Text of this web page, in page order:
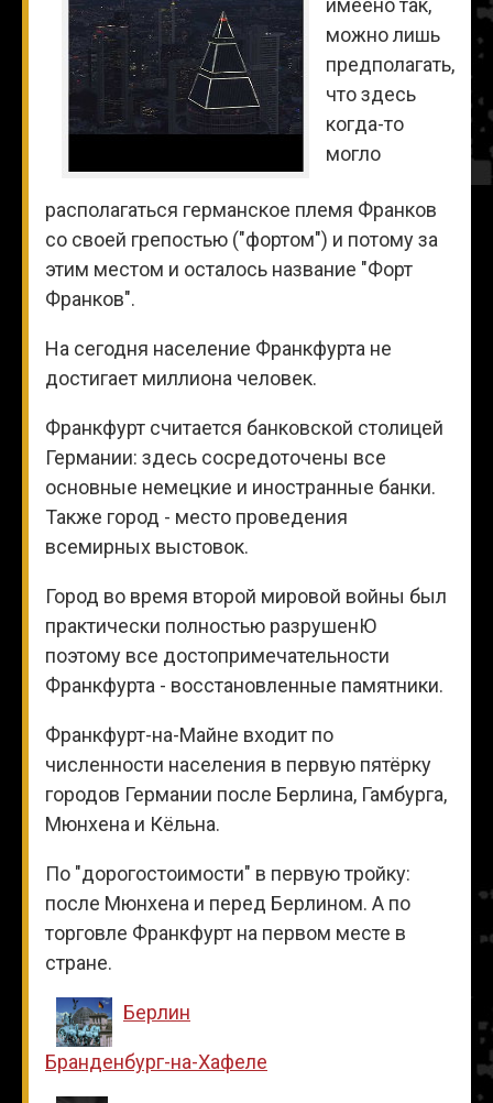
имеено так,
можно лишь
предполагать,
что здесь
когда-то
могло
располагаться германское племя Франков
со своей грепостью ("фортом") и потому за
этим местом и осталось название "Форт
Франков".
На сегодня население Франкфурта не
достигает миллиона человек.
Франкфурт считается банковской столицей
Германии: здесь сосредоточены все
основные немецкие и иностранные банки.
Также город - место проведения
всемирных выстовок.
Город во время второй мировой войны был
практически полностью разрушенЮ
поэтому все достопримечательности
Франкфурта - восстановленные памятники.
Франкфурт-на-Майне входит по
численности населения в первую пятёрку
городов Германии после Берлина, Гамбурга,
Мюнхена и Кёльна.
По "дорогостоимости" в первую тройку:
после Мюнхена и перед Берлином. А по
торговле Франкфурт на первом месте в
стране.
Берлин
Бранденбург-на-Хафеле